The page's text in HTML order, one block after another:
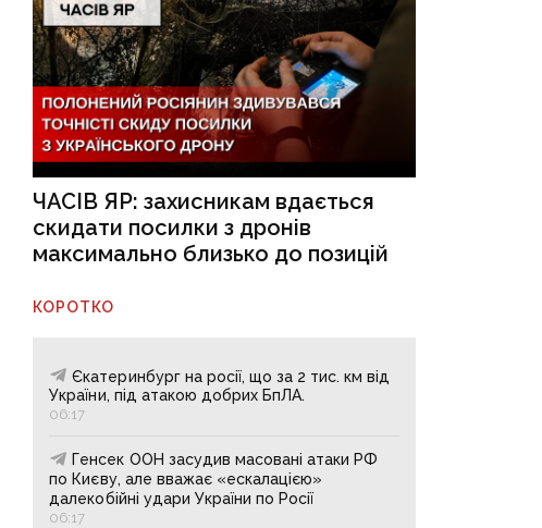
ЧАСІВ ЯР: захисникам вдається
скидати посилки з дронів
максимально близько до позицій
КОРОТКО
Єкатеринбург на росії, що за 2 тис. км від
України, під атакою добрих БпЛА.
06:17
Генсек ООН засудив масовані атаки РФ
по Києву, але вважає «ескалацією»
далекобійні удари України по Росії
06:17